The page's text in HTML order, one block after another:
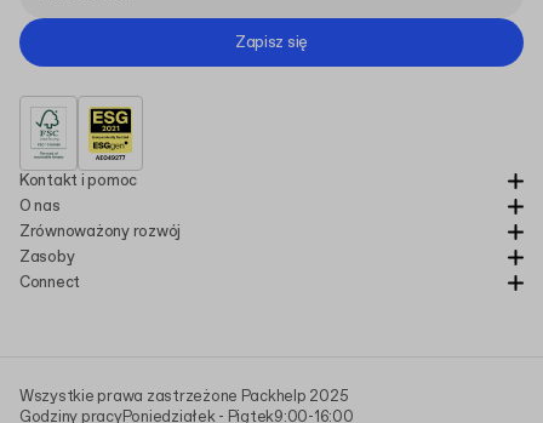
Kontakt i pomoc
O nas
Zrównoważony rozwój
Zasoby
Connect
Zapisz się
Wszystkie prawa zastrzeżone Packhelp 2025
Godziny pracyPoniedziałek - Piątek9:00-16:00